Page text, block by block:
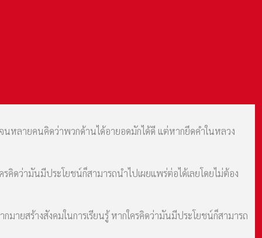
หลายคนคิดว่าพวกด้านได้อายอดมักได้ดี แต่หากยึดคำในหลวง
คิดว่ามันมีประโยชน์ก็สามารถนำไปเผยแพร่ต่อได้เลยโดยไม่ต้อง
ายสร้างสังคมในการเรียนรู้ หากใครคิดว่ามันมีประโยชน์ก็สามารถ